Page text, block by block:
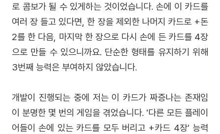
로 콤보가 될 수 있게하는 것이었습니다. 손에 이 카드를
여러 장 들고 있다면, 한 장을 제외한 나머지 카드로 +돈
2를 한 다음, 마지막 한 장으로 다시 손에 든 카드를 4장
으로 만들 수 있으니까요. 단순한 형태를 유지하기 위해
3번째 능력은 부여하지 않았습니다.
개발이 진행되는 중에 저는 이 카드가 짜증나는 존재임
이 분명한 몇 번의 게임을 겪었습니다. '다른 모든 플레이
어들이 손에 있는 카드를 모두 버리고 +카드 4장' 능력